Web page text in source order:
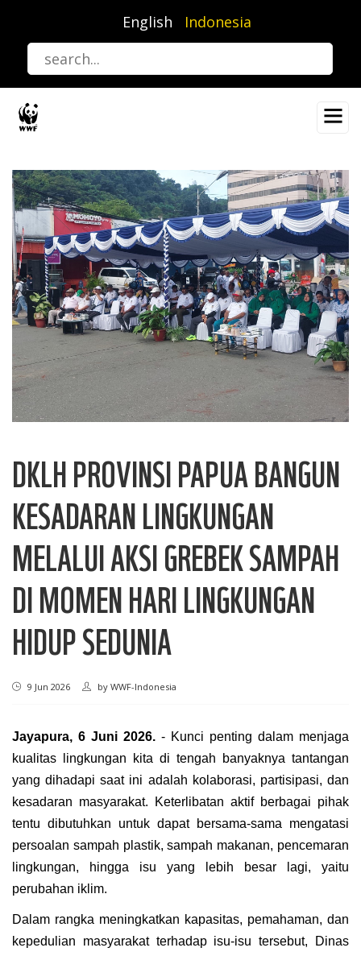
utama
English Indonesia
DKLH PROVINSI PAPUA BANGUN
KESADARAN LINGKUNGAN
MELALUI AKSI GREBEK SAMPAH
DI MOMEN HARI LINGKUNGAN
HIDUP SEDUNIA
9 Jun 2026 by WWF-Indonesia
Jayapura, 6 Juni 2026. - Kunci penting dalam menjaga
kualitas lingkungan kita di tengah banyaknya tantangan
yang dihadapi saat ini adalah kolaborasi, partisipasi, dan
kesadaran masyarakat. Keterlibatan aktif berbagai pihak
tentu dibutuhkan untuk dapat bersama-sama mengatasi
persoalan sampah plastik, sampah makanan, pencemaran
lingkungan, hingga isu yang lebih besar lagi, yaitu
perubahan iklim.
Dalam rangka meningkatkan kapasitas, pemahaman, dan
kepedulian masyarakat terhadap isu-isu tersebut, Dinas